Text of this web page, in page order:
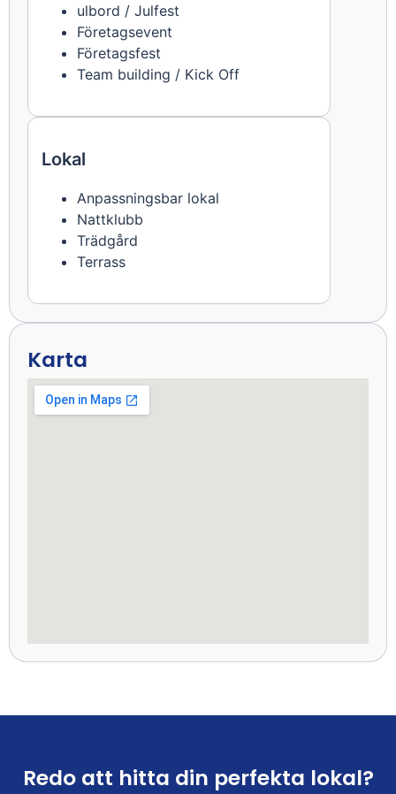
ulbord / Julfest
Företagsevent
Företagsfest
Team building / Kick Off
Lokal
Anpassningsbar lokal
Nattklubb
Trädgård
Terrass
Karta
Redo att hitta din perfekta lokal?